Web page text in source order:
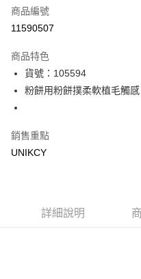
信用卡一次付款
LINE Pay
Apple Pay
商品編號
11590507
商品特色
貨號：105594
粉餅用粉餅撲柔軟植毛觸感
銷售重點
UNIKCY
詳細說明